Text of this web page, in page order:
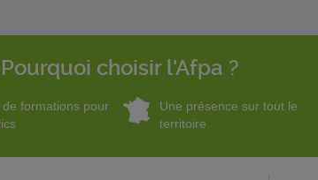
Pourquoi choisir l'Afpa ?
formations pour
Une présence sur tout le
territoire